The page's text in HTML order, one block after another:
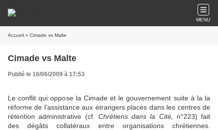
MENU
Accueil » Cimade vs Malte
Cimade vs Malte
Publié le 16/06/2009 à 17:53
Le conflit qui oppose la Cimade et le gouvernement suite à la la
réforme de l'assistance aux étrangers placés dans les centres de
rétention administrative (cf. Chrétiens dans la Cité,
n°223) fait
des dégâts collatéraux entre organisations chrétiennes.